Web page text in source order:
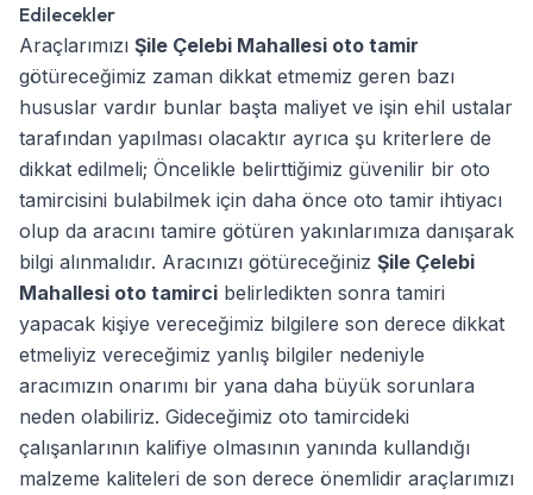
Edilecekler
Araçlarımızı Şile Çelebi Mahallesi oto tamir
götüreceğimiz zaman dikkat etmemiz geren bazı
hususlar vardır bunlar başta maliyet ve işin ehil ustalar
tarafından yapılması olacaktır ayrıca şu kriterlere de
dikkat edilmeli; Öncelikle belirttiğimiz güvenilir bir oto
tamircisini bulabilmek için daha önce oto tamir ihtiyacı
olup da aracını tamire götüren yakınlarımıza danışarak
bilgi alınmalıdır. Aracınızı götüreceğiniz Şile Çelebi
Mahallesi oto tamirci belirledikten sonra tamiri
yapacak kişiye vereceğimiz bilgilere son derece dikkat
etmeliyiz vereceğimiz yanlış bilgiler nedeniyle
aracımızın onarımı bir yana daha büyük sorunlara
neden olabiliriz. Gideceğimiz oto tamircideki
çalışanlarının kalifiye olmasının yanında kullandığı
malzeme kaliteleri de son derece önemlidir araçlarımızı